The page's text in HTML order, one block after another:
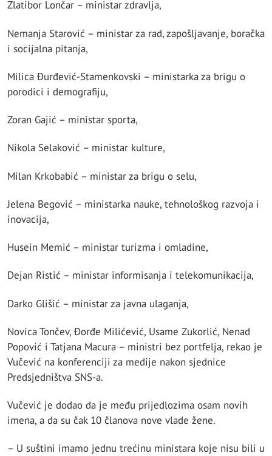
Zlatibor Lončar – ministar zdravlja,
Nemanja Starović – ministar za rad, zapošljavanje, boračka
i socijalna pitanja,
Milica Đurđević-Stamenkovski – ministarka za brigu o
porodici i demografiju,
Zoran Gajić – ministar sporta,
Nikola Selaković – ministar kulture,
Milan Krkobabić – ministar za brigu o selu,
Jelena Begović – ministarka nauke, tehnološkog razvoja i
inovacija,
Husein Memić – ministar turizma i omladine,
Dejan Ristić – ministar informisanja i telekomunikacija,
Darko Glišić – ministar za javna ulaganja,
Novica Tončev, Đorđe Milićević, Usame Zukorlić, Nenad
Popović i Tatjana Macura – ministri bez portfelja, rekao je
Vučević na konferenciji za medije nakon sjednice
Predsjedništva SNS-a.
Vučević je dodao da je među prijedlozima osam novih
imena, a da su čak 10 članova nove vlade žene.
– U suštini imamo jednu trećinu ministara koje nisu bili u